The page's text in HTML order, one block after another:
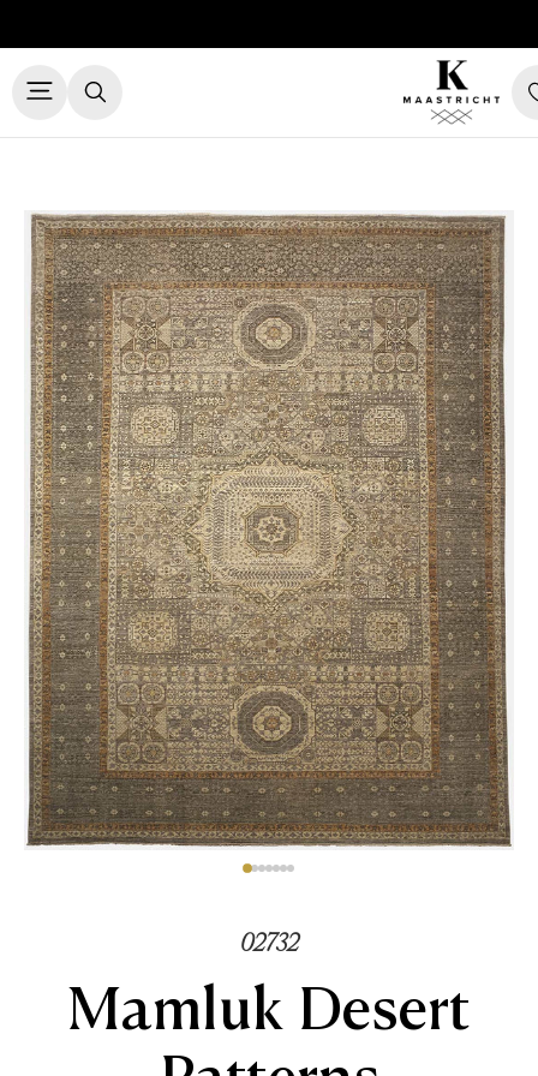
02732
Mamluk Desert